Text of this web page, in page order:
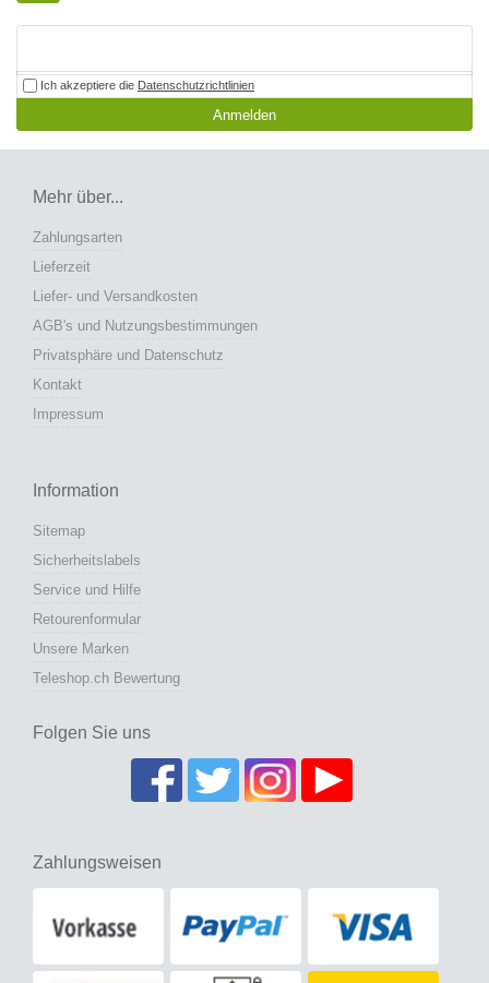
Ich akzeptiere die Datenschutzrichtlinien
Anmelden
Mehr über...
Zahlungsarten
Lieferzeit
Liefer- und Versandkosten
AGB's und Nutzungsbestimmungen
Privatsphäre und Datenschutz
Kontakt
Impressum
Information
Sitemap
Sicherheitslabels
Service und Hilfe
Retourenformular
Unsere Marken
Teleshop.ch Bewertung
Folgen Sie uns
Zahlungsweisen